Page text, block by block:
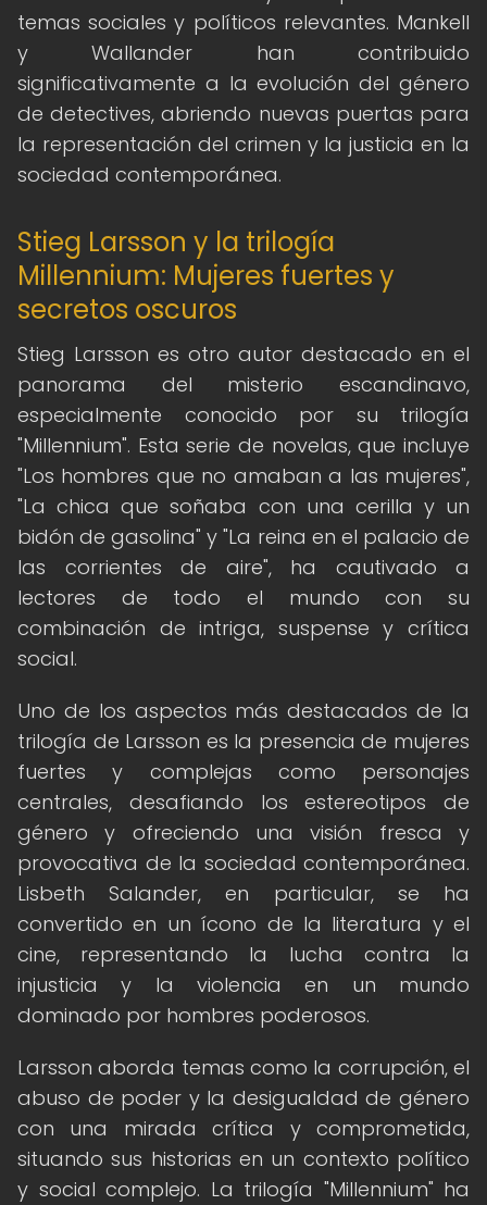
temas sociales y políticos relevantes. Mankell
y Wallander han contribuido
significativamente a la evolución del género
de detectives, abriendo nuevas puertas para
la representación del crimen y la justicia en la
sociedad contemporánea.
Stieg Larsson y la trilogía
Millennium: Mujeres fuertes y
secretos oscuros
Stieg Larsson es otro autor destacado en el
panorama del misterio escandinavo,
especialmente conocido por su trilogía
"Millennium". Esta serie de novelas, que incluye
"Los hombres que no amaban a las mujeres",
"La chica que soñaba con una cerilla y un
bidón de gasolina" y "La reina en el palacio de
las corrientes de aire", ha cautivado a
lectores de todo el mundo con su
combinación de intriga, suspense y crítica
social.
Uno de los aspectos más destacados de la
trilogía de Larsson es la presencia de mujeres
fuertes y complejas como personajes
centrales, desafiando los estereotipos de
género y ofreciendo una visión fresca y
provocativa de la sociedad contemporánea.
Lisbeth Salander, en particular, se ha
convertido en un ícono de la literatura y el
cine, representando la lucha contra la
injusticia y la violencia en un mundo
dominado por hombres poderosos.
Larsson aborda temas como la corrupción, el
abuso de poder y la desigualdad de género
con una mirada crítica y comprometida,
situando sus historias en un contexto político
y social complejo. La trilogía "Millennium" ha